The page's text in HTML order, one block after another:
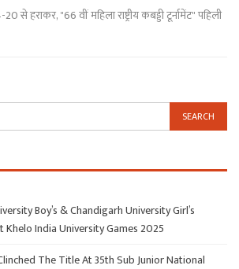
से हराकर, "66 वीं महिला राष्ट्रीय कबड्डी टूर्नामेंट" पहिली
Boy’s & Chandigarh University Girl’s
Khelo India University Games 2025
The Title At 35th Sub Junior National